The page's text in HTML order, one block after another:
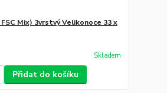
Mix) 3vrstvý Velikonoce 33 x
Skladem
Přidat do košíku